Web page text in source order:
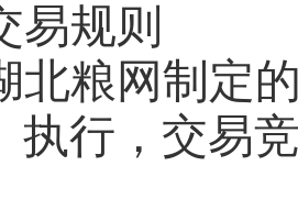
易规则
北粮网制定
执行，交易